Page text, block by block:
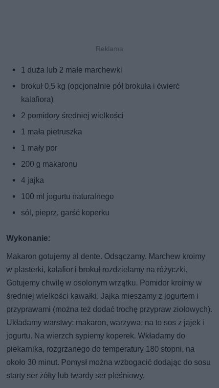
1 duża lub 2 małe marchewki
brokuł 0,5 kg (opcjonalnie pół brokuła i ćwierć
kalafiora)
2 pomidory średniej wielkości
1 mała pietruszka
1 mały por
200 g makaronu
4 jajka
100 ml jogurtu naturalnego
sól, pieprz, garść koperku
Wykonanie:
Makaron gotujemy al dente. Odsączamy. Marchew kroimy
w plasterki, kalafior i brokuł rozdzielamy na różyczki.
Gotujemy chwilę w osolonym wrzątku. Pomidor kroimy w
średniej wielkości kawałki. Jajka mieszamy z jogurtem i
przyprawami (można też dodać trochę przypraw ziołowych).
Układamy warstwy: makaron, warzywa, na to sos z jajek i
jogurtu. Na wierzch sypiemy koperek. Wkładamy do
piekarnika, rozgrzanego do temperatury 180 stopni, na
około 30 minut. Pomysł można wzbogacić dodając do sosu
starty ser żółty lub twardy ser pleśniowy.